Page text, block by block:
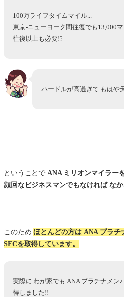
100万ライフタイムマイル...
東京-ニューヨーク間往復でも13,000
往復以上も必要!?
ハードルが高過ぎて もはや
ということで ANA ミリオンマイラー
頻回なビジネスマンでもなければ な
このため ほとんどの方は ANA プラチ
SFCを取得しています。
実際に わが家でも ANA プラチナメン
得しました!!